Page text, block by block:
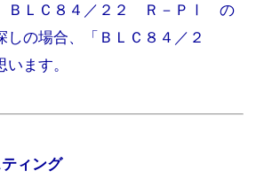
ＢＬＣ８４／２２ Ｒ－ＰⅠ の
しの場合、「ＢＬＣ８４／２
ます。
ィング